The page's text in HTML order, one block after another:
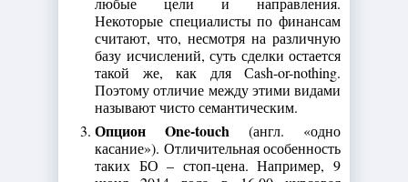
Некоторые специалисты по финансам
считают, что, несмотря на различную
базу исчислений, суть сделки остается
такой же, как для Сash-or-nothing.
Поэтому отличие между этими видами
называют чисто семантическим.
Опцион One-touch (англ. «одно
касание»). Отличительная особенность
таких БО – стоп-цена. Например, 9